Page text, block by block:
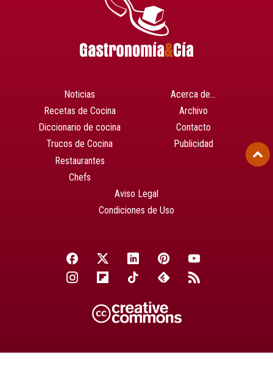
Noticias
Recetas de Cocina
Diccionario de cocina
Trucos de Cocina
Restaurantes
Chefs
Acerca de…
Archivo
Contacto
Publicidad
Aviso Legal
Condiciones de Uso